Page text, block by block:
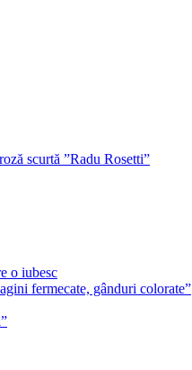
scurtă ”Radu Rosetti”
o iubesc
fermecate, gânduri colorate”